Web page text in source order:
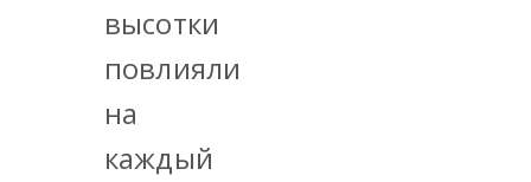
высотки
повлияли
на
каждый